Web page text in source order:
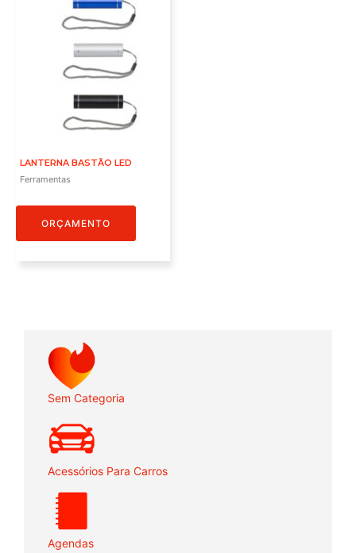
Sem Categoria
Acessórios Para Carros
Agendas
LANTERNA BASTÃO LED
Ferramentas
ORÇAMENTO